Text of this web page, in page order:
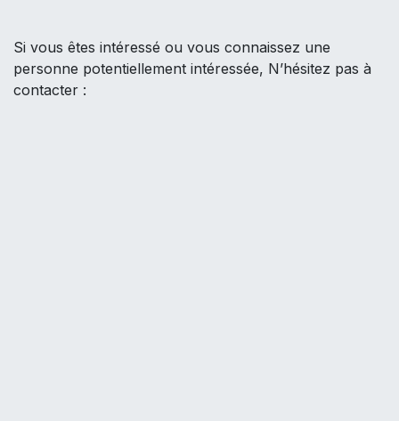
Si vous êtes intéressé ou vous connaissez une
personne potentiellement intéressée, N’hésitez pas à
contacter :